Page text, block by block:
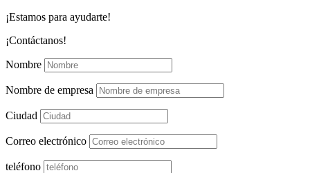
¡Estamos para ayudarte!
¡Contáctanos!
Nombre
Nombre de empresa
Ciudad
Correo electrónico
teléfono